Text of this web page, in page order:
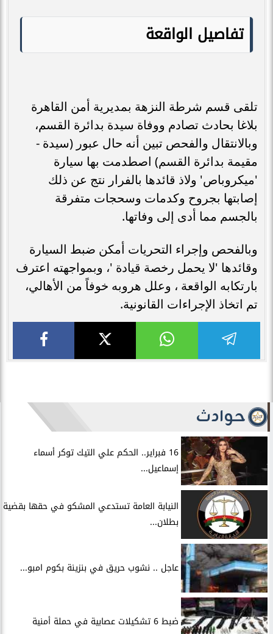
تفاصيل الواقعة
تلقى قسم شرطة النزهة بمديرية أمن القاهرة
بلاغا بحادث تصادم ووفاة سيدة بدائرة القسم،
وبالانتقال والفحص تبين أنه حال عبور (سيدة -
مقيمة بدائرة القسم) اصطدمت بها سيارة
'ميكروباص' ولاذ قائدها بالفرار نتج عن ذلك
إصابتها بجروح وكدمات وسحجات متفرقة
بالجسم مما أدى إلى وفاتها.
وبالفحص وإجراء التحريات أمكن ضبط السيارة
وقائدها 'لا يحمل رخصة قيادة '، وبمواجهته اعترف
بارتكابه الواقعة ، وعلل هروبه خوفاً من الأهالي،
تم اتخاذ الإجراءات القانونية.
حوادث
16 فبراير.. الحكم علي التيك توكر أسماء
إسماعيل...
النيابة العامة تستدعي المشكو في حقها بقضية
بطلان...
عاجل .. نشوب حريق في بنزينة بكوم امبو...
ضبط 6 تشكيلات عصابية في حملة أمنية